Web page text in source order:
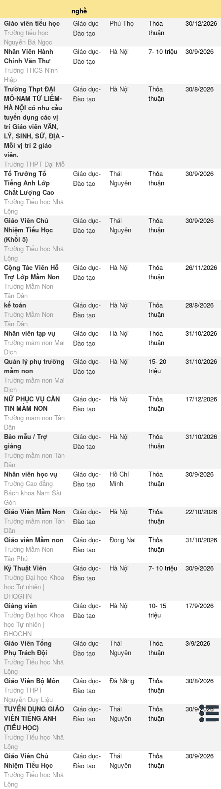
nghề
Giáo viên tiểu học
Trường tiểu học
Nguyễn Bá Ngọc
Giáo dục-
Đào tạo
Phú Thọ
Thỏa
thuận
30/12/2026
Nhân Viên Hành
Chính Văn Thư
Trường THCS Ninh
Hiệp
Giáo dục-
Đào tạo
Hà Nội 7- 10 triệu 30/9/2026
Trường Thpt ĐẠI
MỖ-NAM TỪ LIÊM-
HÀ NỘI có nhu cầu
tuyển dụng các vị
trí Giáo viên VĂN,
LÝ, SINH, SỬ, ĐỊA -
Mỗi vị trí 2 giáo
viên.
Trường THPT Đại Mỗ
Giáo dục-
Đào tạo
Hà Nội
Thỏa
thuận
30/8/2026
Tổ Trưởng Tổ
Tiếng Anh Lớp
Chất Lượng Cao
Trường Tiểu học Nhã
Lộng
Giáo dục-
Đào tạo
Thái
Nguyên
Thỏa
thuận
30/9/2026
Giáo Viên Chủ
Nhiệm Tiểu Học
(Khối 5)
Trường Tiểu học Nhã
Lộng
Giáo dục-
Đào tạo
Thái
Nguyên
Thỏa
thuận
30/9/2026
Cộng Tác Viên Hỗ
Trợ Lớp Mầm Non
Trường Mầm Non
Tân Dân
Giáo dục-
Đào tạo
Hà Nội
Thỏa
thuận
26/11/2026
kế toán
Trường Mầm Non
Tân Dân
Giáo dục-
Đào tạo
Hà Nội
Thỏa
thuận
28/8/2026
Nhân viên tạp vụ
Trường mầm non Mai
Dịch
Giáo dục-
Đào tạo
Hà Nội
Thỏa
thuận
31/10/2026
Quản lý phụ trường
mầm non
Trường mầm non Mai
Dịch
Giáo dục-
Đào tạo
Hà Nội
15- 20
triệu
31/10/2026
NỮ PHỤC VỤ CĂN
TIN MẦM NON
Trường mầm non Tân
Dân
Giáo dục-
Đào tạo
Hà Nội
Thỏa
thuận
17/12/2026
Bảo mẫu / Trợ
giảng
Trường mầm non Tân
Dân
Giáo dục-
Đào tạo
Hà Nội
Thỏa
thuận
31/10/2026
Nhân viên học vụ
Trường Cao đẳng
Bách khoa Nam Sài
Gòn
Giáo dục-
Đào tạo
Hồ Chí
Minh
Thỏa
thuận
30/9/2026
Giáo Viên Mầm Non
Trường mầm non Tân
Dân
Giáo dục-
Đào tạo
Hà Nội
Thỏa
thuận
22/10/2026
Giáo viên Mầm non
Trường Mầm Non
Tân Phú
Giáo dục-
Đào tạo
Đồng Nai
Thỏa
thuận
31/10/2026
Kỹ Thuật Viên
Trường Đại học Khoa
học Tự nhiên |
ĐHQGHN
Giáo dục-
Đào tạo
Hà Nội 7- 10 triệu 30/9/2026
Giảng viên
Trường Đại học Khoa
học Tự nhiên |
ĐHQGHN
Giáo dục-
Đào tạo
Hà Nội
10- 15
triệu
17/9/2026
Giáo Viên Tổng
Phụ Trách Đội
Trường Tiểu học Nhã
Lộng
Giáo dục-
Đào tạo
Thái
Nguyên
Thỏa
thuận
3/9/2026
Giáo Viên Bộ Môn
Trường THPT
Nguyễn Duy Liệu
Giáo dục-
Đào tạo
Đà Nẵng
Thỏa
thuận
30/8/2026
TUYỂN DỤNG GIÁO
VIÊN TIẾNG ANH
(TIỂU HỌC)
Trường Tiểu học Nhã
Lộng
Giáo dục-
Đào tạo
Thái
Nguyên
Thỏa
thuận
30/9/2026
Giáo Viên Chủ
Nhiệm Tiểu Học
Trường Tiểu học Nhã
Lộng
Giáo dục-
Đào tạo
Thái
Nguyên
Thỏa
thuận
30/9/2026